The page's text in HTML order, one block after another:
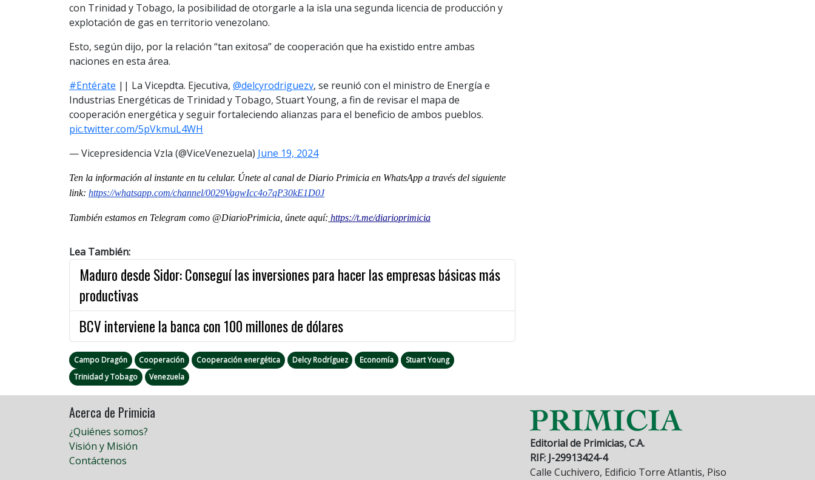
con Trinidad y Tobago, la posibilidad de otorgarle a la isla una segunda licencia de producción y
explotación de gas en territorio venezolano.
Esto, según dijo, por la relación “tan exitosa” de cooperación que ha existido entre ambas
naciones en esta área.
#Entérate || La Vicepdta. Ejecutiva, @delcyrodriguezv, se reunió con el ministro de Energía e
Industrias Energéticas de Trinidad y Tobago, Stuart Young, a fin de revisar el mapa de
cooperación energética y seguir fortaleciendo alianzas para el beneficio de ambos pueblos.
pic.twitter.com/5pVkmuL4WH
— Vicepresidencia Vzla (@ViceVenezuela) June 19, 2024
Ten la información al instante en tu celular. Únete al canal de Diario Primicia en WhatsApp a través del siguiente
link: https://whatsapp.com/channel/0029VagwIcc4o7qP30kE1D0J
También estamos en Telegram como @DiarioPrimicia, únete aquí: https://t.me/diarioprimicia
Lea También:
Maduro desde Sidor: Conseguí las inversiones para hacer las empresas básicas más
productivas
BCV interviene la banca con 100 millones de dólares
Campo Dragón Cooperación Cooperación energética Delcy Rodríguez Economía
Stuart Young
Trinidad y Tobago
Venezuela
Acerca de Primicia
¿Quiénes somos?
Visión y Misión
Contáctenos
Editorial de Primicias, C.A.
RIF: J-29913424-4
Calle Cuchivero, Edificio Torre Atlantis, Piso